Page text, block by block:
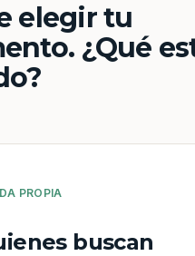
elegir tu
¿Qué
PROPIA
buscan